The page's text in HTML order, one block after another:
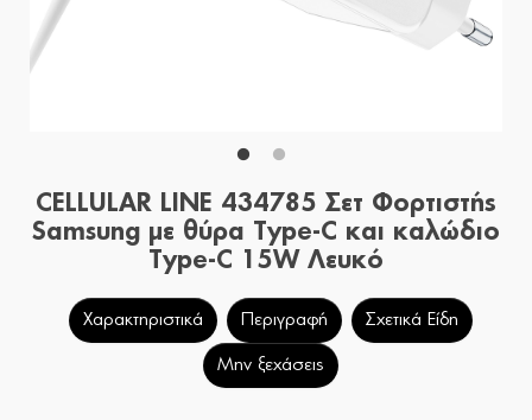
CELLULAR LINE 434785 Σετ Φορτιστής
Samsung με θύρα Τype-C και καλώδιο
Type-C 15W Λευκό
Χαρακτηριστικά Περιγραφή Σχετικά Είδη
Μην ξεχάσεις